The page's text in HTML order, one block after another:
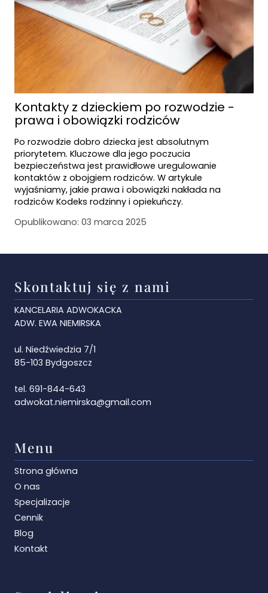
Kontakty z dzieckiem po rozwodzie -
prawa i obowiązki rodziców
Po rozwodzie dobro dziecka jest absolutnym
priorytetem. Kluczowe dla jego poczucia
bezpieczeństwa jest prawidłowe uregulowanie
kontaktów z obojgiem rodziców. W artykule
wyjaśniamy, jakie prawa i obowiązki nakłada na
rodziców Kodeks rodzinny i opiekuńczy.
Opublikowano: 03 marca 2025
Menu
Strona główna
O nas
Specjalizacje
Cennik
Blog
Kontakt
Skontaktuj się z nami
KANCELARIA ADWOKACKA
ADW. EWA NIEMIRSKA
ul. Niedźwiedzia 7/1
85-103 Bydgoszcz
tel. 691-844-643
adwokat.niemirska@gmail.com